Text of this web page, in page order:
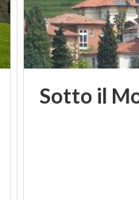
Sotto il